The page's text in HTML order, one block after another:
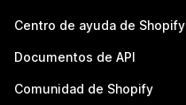
Centro de ayuda de Shopify
Documentos de API
Comunidad de Shopify